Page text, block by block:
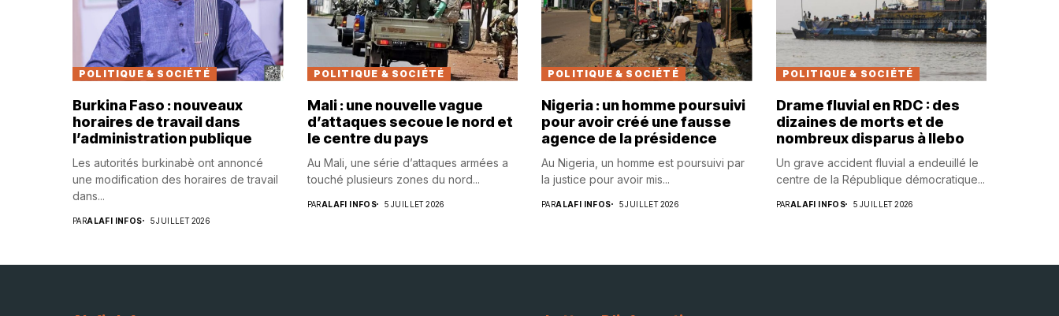
POLITIQUE & SOCIÉTÉ
Burkina Faso : nouveaux
horaires de travail dans
l’administration publique
Les autorités burkinabè ont annoncé
une modification des horaires de travail
dans...
PARALAFI INFOS 5 JUILLET 2026
POLITIQUE & SOCIÉTÉ
Mali : une nouvelle vague
d’attaques secoue le nord et
le centre du pays
Au Mali, une série d’attaques armées a
touché plusieurs zones du nord...
PARALAFI INFOS 5 JUILLET 2026
POLITIQUE & SOCIÉTÉ
Nigeria : un homme poursuivi
pour avoir créé une fausse
agence de la présidence
Au Nigeria, un homme est poursuivi par
la justice pour avoir mis...
PARALAFI INFOS 5 JUILLET 2026
POLITIQUE & SOCIÉTÉ
Drame fluvial en RDC : des
dizaines de morts et de
nombreux disparus à Ilebo
Un grave accident fluvial a endeuillé le
centre de la République démocratique...
PARALAFI INFOS 5 JUILLET 2026